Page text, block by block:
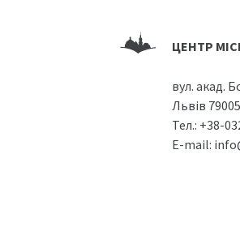
ЦЕНТР
вул. акад.
Львів
Тел.: +38-
E-mail: